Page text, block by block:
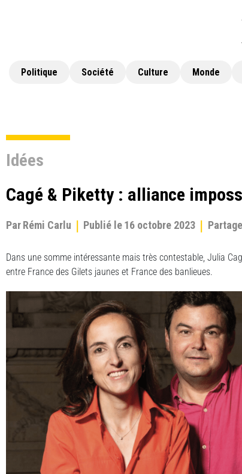
Politique Société Culture Monde
Idées
Cagé & Piketty : alliance
ParRémi Carlu Publié le16 octobre 2023 Partage
Dans une somme intéressante mais très contestable, Julia
entre France des Gilets jaunes et France des banlieues.